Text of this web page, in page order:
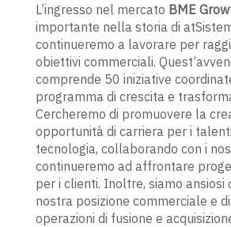
L’ingresso nel mercato BME
importante nella storia di
continueremo a lavorare per
obiettivi commerciali.
comprende 50 iniziative
programma di crescita e
Cercheremo di promuovere la
opportunità di carriera per i
tecnologia, collaborando con i
continueremo ad affrontare
per i clienti. Inoltre, siamo ansiosi
nostra posizione commerciale e
operazioni di fusione e